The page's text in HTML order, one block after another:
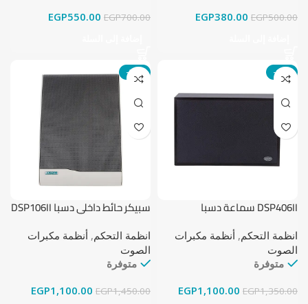
EGP500.00
EGP380.00
EGP700.00
EGP550.00
-19%
DSP406II سماعة دسبا
انظمة التحكم, أنظمة مكبرات
الصوت
متوفرة
EGP1,350.00
EGP1,100.00
-24%
سبيكر حائط داخلي دسبا DSP106II
انظمة التحكم, أنظمة مكبرات
الصوت
متوفرة
EGP1,450.00
EGP1,100.00